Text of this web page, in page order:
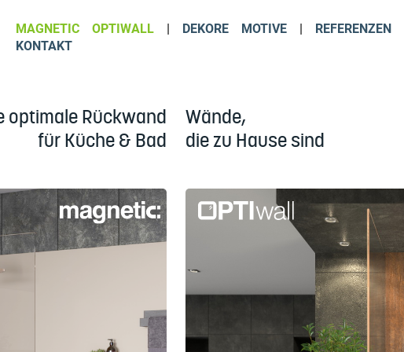
MAGNETIC OPTIWALL | DEKORE MOTIVE | REFERENZEN
KONTAKT
optimale Rückwand
für Küche & Bad
Wände,
die zu Hause sind